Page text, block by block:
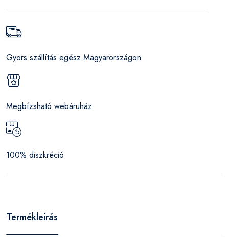
Gyors szállítás egész Magyarországon
Megbízsható webáruház
100% diszkréció
Termékleírás